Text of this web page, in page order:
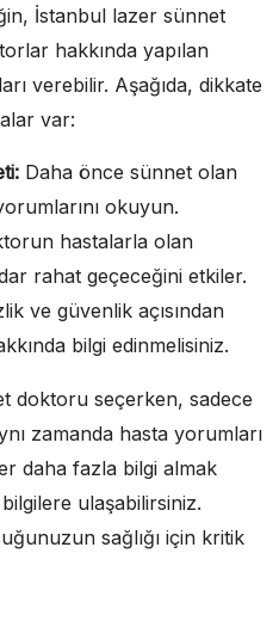
İstanbul lazer sünnet
hakkında yapılan
verebilir. Aşağıda, dikkate
var:
Daha önce sünnet olan
okuyun.
hastalarla olan
rahat geçeceğini etkiler.
ve güvenlik açısından
bilgi edinmelisiniz.
doktoru seçerken, sadece
zamanda hasta yorumları
daha fazla bilgi almak
bilgilere ulaşabilirsiniz.
sağlığı için kritik